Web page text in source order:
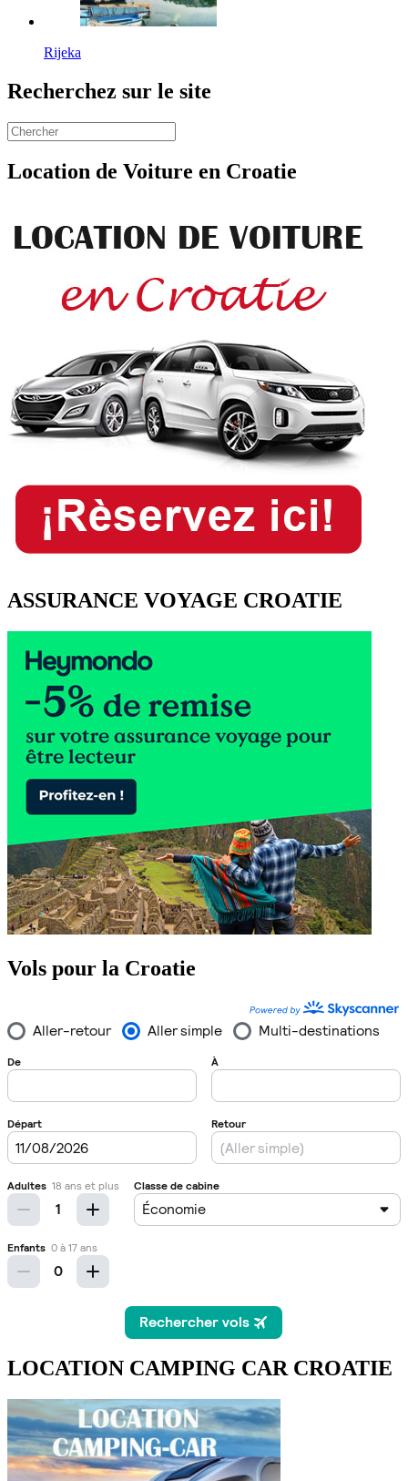
Rijeka
Recherchez sur le site
Location de Voiture en Croatie
ASSURANCE VOYAGE CROATIE
Vols pour la Croatie
LOCATION CAMPING CAR CROATIE